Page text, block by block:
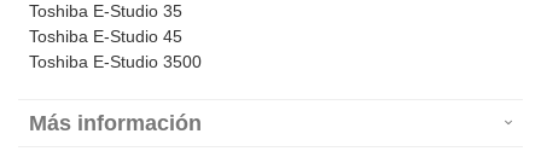
Toshiba E-Studio 35
Toshiba E-Studio 45
Toshiba E-Studio 3500
Más información